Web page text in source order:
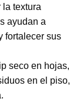
la textura
ayudan a
fortalecer sus
seco en hojas,
en el piso,